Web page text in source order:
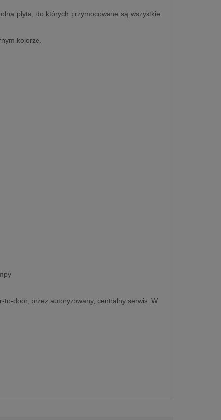
płyta, do których przymocowane są wszystkie
kolorze.
door, przez autoryzowany, centralny serwis. W